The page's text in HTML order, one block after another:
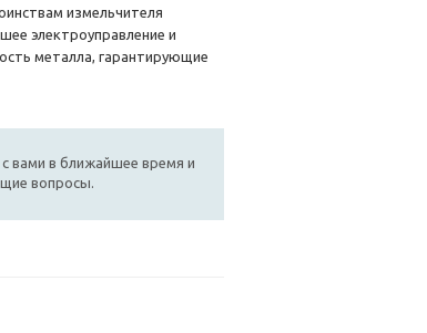
измельчителя
электроуправление и
металла, гарантирующие
вами в ближайшее время и
вопросы.